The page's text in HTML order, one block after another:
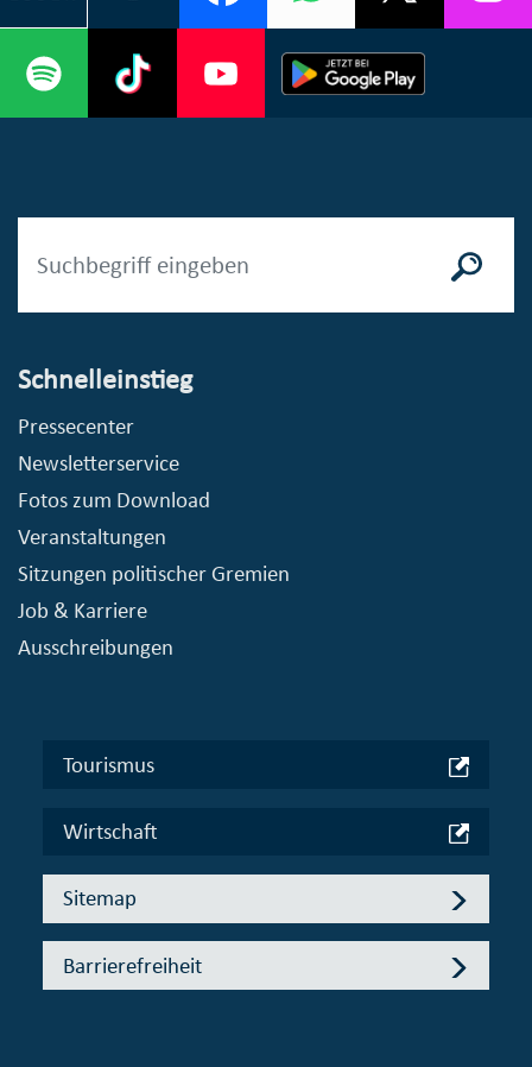
Schnelleinstieg
Pressecenter
Newsletterservice
Fotos zum Download
Veranstaltungen
Sitzungen politischer Gremien
Job & Karriere
Ausschreibungen
Tourismus
Wirtschaft
Sitemap
Barrierefreiheit